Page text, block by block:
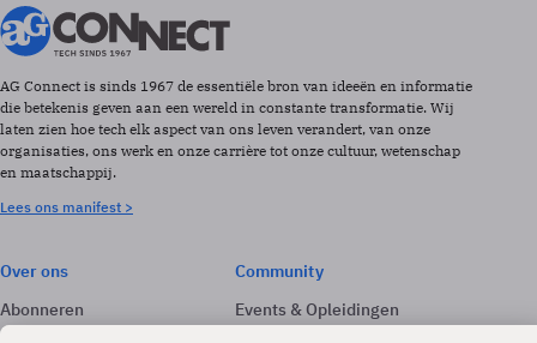
AG Connect is sinds 1967 de essentiële bron van ideeën en informatie
die betekenis geven aan een wereld in constante transformatie. Wij
laten zien hoe tech elk aspect van ons leven verandert, van onze
organisaties, ons werk en onze carrière tot onze cultuur, wetenschap
en maatschappij.
Lees ons manifest >
Over ons
Abonneren
Adverteren
Community
Events & Opleidingen